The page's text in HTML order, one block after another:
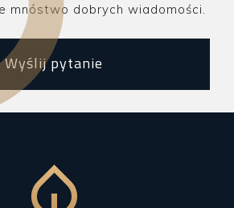
mnóstwo dobrych wiadomości.
Wyślij pytanie